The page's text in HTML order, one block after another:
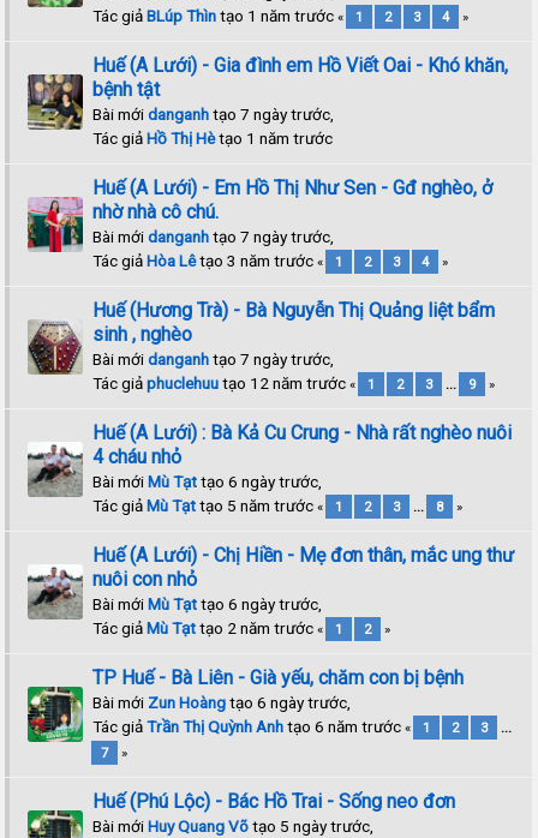
Tác giảBLúp Thìntạo 1 năm trước« 1 2 3 4 »
Huế (A Lưới) - Gia đình em Hồ Viết Oai - Khó khăn,
bệnh tật
Bài mớidanganhtạo 7 ngày trước,
Tác giảHồ Thị Hètạo 1 năm trước
Huế (A Lưới) - Em Hồ Thị Như Sen - Gđ nghèo, ở
nhờ nhà cô chú.
Bài mớidanganhtạo 7 ngày trước,
Tác giảHòa Lêtạo 3 năm trước« 1 2 3 4 »
Huế (Hương Trà) - Bà Nguyễn Thị Quảng liệt bẩm
sinh , nghèo
Bài mớidanganhtạo 7 ngày trước,
Tác giảphuclehuutạo 12 năm trước« 1 2 3 ... 9 »
Huế (A Lưới) : Bà Kả Cu Crung - Nhà rất nghèo nuôi
4 cháu nhỏ
Bài mớiMù Tạttạo 6 ngày trước,
Tác giảMù Tạttạo 5 năm trước« 1 2 3 ... 8 »
Huế (A Lưới) - Chị Hiền - Mẹ đơn thân, mắc ung thư
nuôi con nhỏ
Bài mớiMù Tạttạo 6 ngày trước,
Tác giảMù Tạttạo 2 năm trước« 1 2 »
TP Huế - Bà Liên - Già yếu, chăm con bị bệnh
Bài mới Zun Hoàngtạo 6 ngày trước,
Tác giảTrần Thị Quỳnh Anhtạo 6 năm trước« 1 2 3
...
7
»
Huế (Phú Lộc) - Bác Hồ Trai - Sống neo đơn
Bài mớiHuy Quang Võtạo 5 ngày trước,